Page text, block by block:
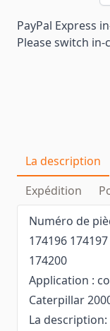
PayPal Express
Please switch in-
La description
Expédition
Numéro de
174196
174200
Application :
Caterpillar
La description: